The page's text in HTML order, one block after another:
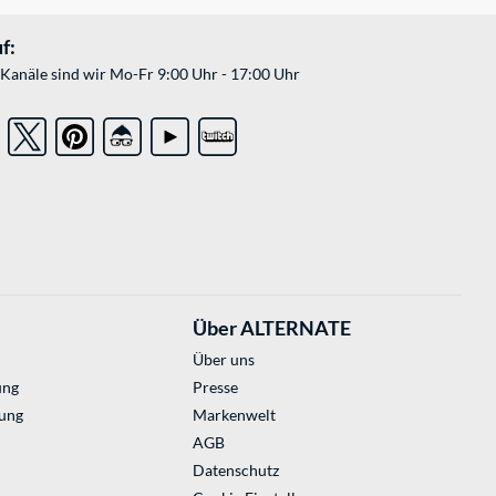
sind wir Mo-Fr 9:00 Uhr - 17:00 Uhr
Über ALTERNATE
Über uns
Presse
Markenwelt
AGB
Datenschutz